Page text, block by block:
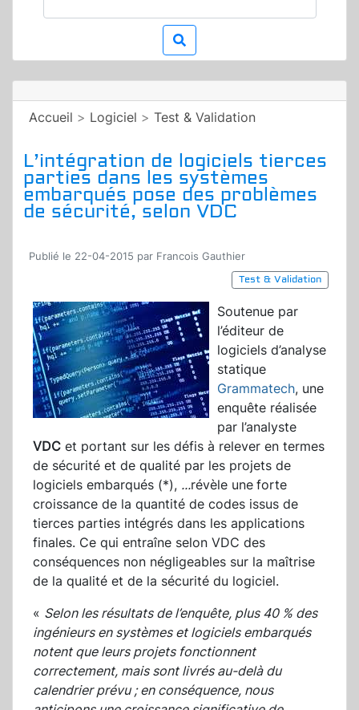
Accueil > Logiciel > Test & Validation
L’intégration de logiciels tierces
parties dans les systèmes
embarqués pose des problèmes
de sécurité, selon VDC
Publié le 22-04-2015 par Francois Gauthier
Test & Validation
Soutenue par
l’éditeur de
logiciels d’analyse
statique
Grammatech, une
enquête réalisée
par l’analyste
VDC et portant sur les défis à relever en termes
de sécurité et de qualité par les projets de
logiciels embarqués (*), ...révèle une forte
croissance de la quantité de codes issus de
tierces parties intégrés dans les applications
finales. Ce qui entraîne selon VDC des
conséquences non négligeables sur la maîtrise
de la qualité et de la sécurité du logiciel.
« Selon les résultats de l’enquête, plus 40 % des
ingénieurs en systèmes et logiciels embarqués
notent que leurs projets fonctionnent
correctement, mais sont livrés au-delà du
calendrier prévu ; en conséquence, nous